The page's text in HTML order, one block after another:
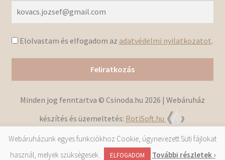
Elolvastam és elfogadom az adatvédelmi nyilatkozatot.
Minden jog fenntartva © Csinoda.hu 2026 | Webáruház
készítés és üzemeltetés: RotiSoft.hu
Keresés
Keresés
0
Webáruházunk egyes funkciókhoz Cookie, úgynevezett Süti fájlokat
használ, melyek szükségesek.
ELFOGADOM További részletek ›